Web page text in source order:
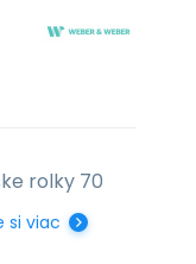
rolky 70
si viac